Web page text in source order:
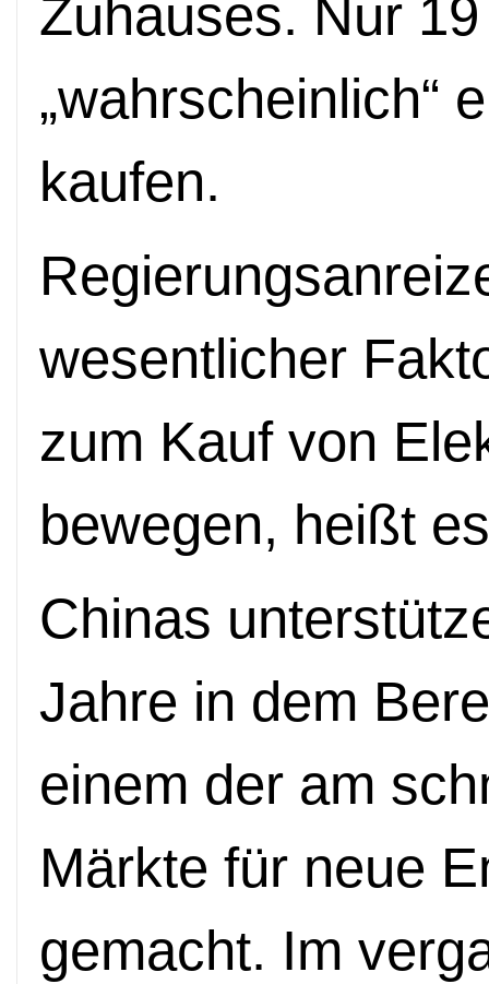
Zuhauses. Nur
„wahrscheinlich“
kaufen.
wesentlicher
zum Kauf von
bewegen, heißt
Chinas
Jahre in dem
einem der am
Märkte für neue
gemacht. Im